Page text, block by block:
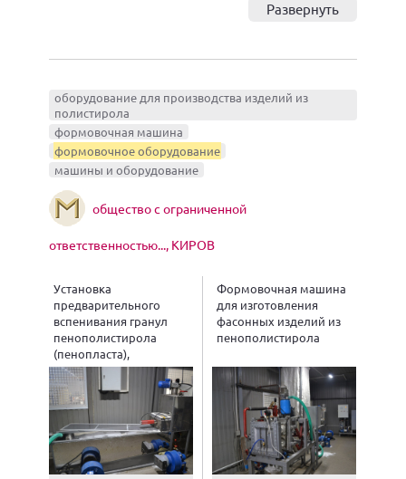
Развернуть
оборудование для производства изделий из
полистирола
формовочная машина
формовочное оборудование
машины и оборудование
общество с ограниченной
ответственностью..., КИРОВ
Установка
предварительного
вспенивания гранул
пенополистирола
(пенопласта),
cополимеров
Формовочная машина
для изготовления
фасонных изделий из
пенополистирола